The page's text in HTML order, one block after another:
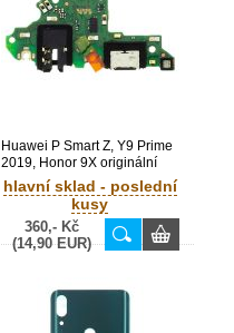
Huawei P Smart Z, Y9 Prime
2019, Honor 9X originální
modul dobíjení + USB Type-
C konektor + audio Jack +
mikrofon (Service Pack) -
02353GMX, 02352RRN
hlavní sklad - poslední
kusy
360,- Kč
(14,90 EUR)